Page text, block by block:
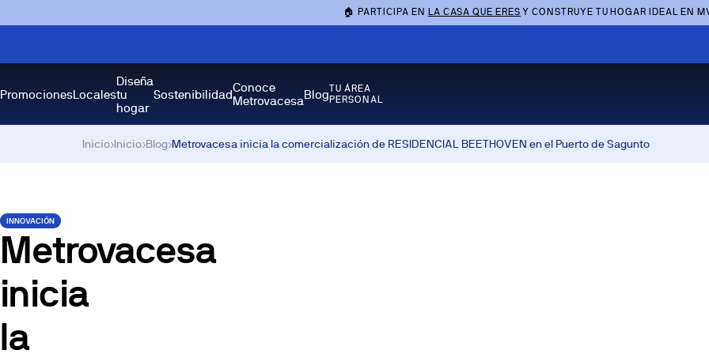
🏠 PARTICIPA EN LA CASA QUE ERES Y CONSTRUYE TU HOGAR IDEAL EN
PromocionesLocales
Diseña
tu
hogar
SostenibilidadConoce
MetrovacesaBlogTU ÁREA
PERSONAL
Inicio›Inicio›Blog›Metrovacesa inicia la comercialización de RESIDENCIAL BEETHOVEN en el Puerto de Sagunto
INNOVACIÓN
Metrovacesa
inicia
la